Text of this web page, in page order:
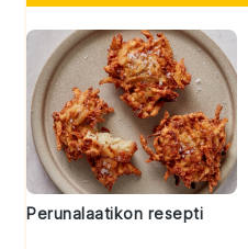
Perunalaatikon resepti